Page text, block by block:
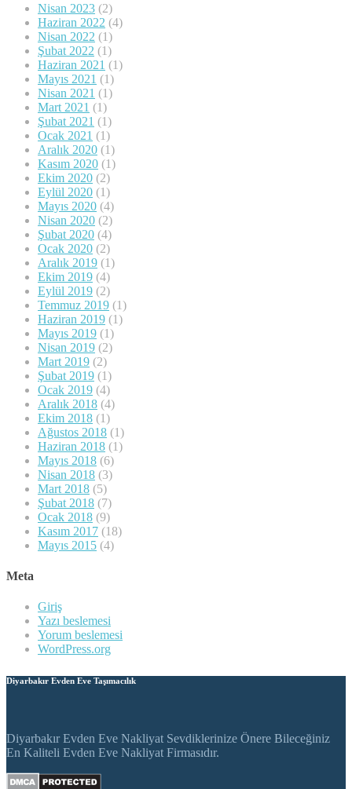
Nisan 2023 (2)
Haziran 2022 (4)
Nisan 2022 (1)
Şubat 2022 (1)
Haziran 2021 (1)
Mayıs 2021 (1)
Nisan 2021 (1)
Mart 2021 (1)
Şubat 2021 (1)
Ocak 2021 (1)
Aralık 2020 (1)
Kasım 2020 (1)
Ekim 2020 (2)
Eylül 2020 (1)
Mayıs 2020 (4)
Nisan 2020 (2)
Şubat 2020 (4)
Ocak 2020 (2)
Aralık 2019 (1)
Ekim 2019 (4)
Eylül 2019 (2)
Temmuz 2019 (1)
Haziran 2019 (1)
Mayıs 2019 (1)
Nisan 2019 (2)
Mart 2019 (2)
Şubat 2019 (1)
Ocak 2019 (4)
Aralık 2018 (4)
Ekim 2018 (1)
Ağustos 2018 (1)
Haziran 2018 (1)
Mayıs 2018 (6)
Nisan 2018 (3)
Mart 2018 (5)
Şubat 2018 (7)
Ocak 2018 (9)
Kasım 2017 (18)
Mayıs 2015 (4)
Meta
Giriş
Yazı beslemesi
Yorum beslemesi
WordPress.org
Diyarbakır Evden Eve Taşımacılık
Diyarbakır Evden Eve Nakliyat Sevdiklerinize Önere Bileceğiniz
En Kaliteli Evden Eve Nakliyat Firmasıdır.